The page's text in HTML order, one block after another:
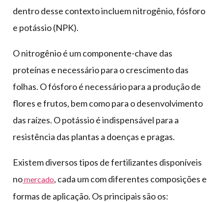
dentro desse contexto incluem nitrogênio, fósforo
e potássio (NPK).
O nitrogênio é um componente-chave das
proteínas e necessário para o crescimento das
folhas. O fósforo é necessário para a produção de
flores e frutos, bem como para o desenvolvimento
das raízes. O potássio é indispensável para a
resistência das plantas a doenças e pragas.
Existem diversos tipos de fertilizantes disponíveis
nomercado, cada um com diferentes composições e
formas de aplicação. Os principais são os: